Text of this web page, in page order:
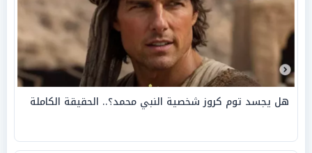
هل يجسد توم كروز شخصية النبي محمد؟.. الحقيقة الكاملة